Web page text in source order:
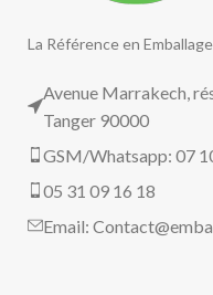
La Référence en
Avenue Marrakech,
Tanger 90000
GSM/Whatsapp: 07
05 31 09 16 18
Email: